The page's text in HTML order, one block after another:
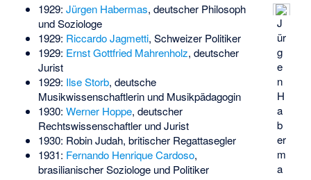
J
ür
g
e
n
H
a
b
er
m
a
1929: Jürgen Habermas, deutscher Philosoph
und Soziologe
1929: Riccardo Jagmetti, Schweizer Politiker
1929: Ernst Gottfried Mahrenholz, deutscher
Jurist
1929: Ilse Storb, deutsche
Musikwissenschaftlerin und Musikpädagogin
1930: Werner Hoppe, deutscher
Rechtswissenschaftler und Jurist
1930: Robin Judah, britischer Regattasegler
1931: Fernando Henrique Cardoso,
brasilianischer Soziologe und Politiker